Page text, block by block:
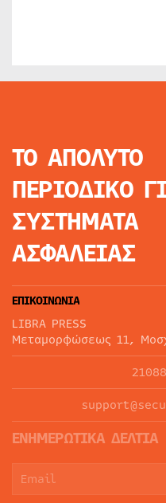
ΤΟ ΑΠΟΛΥΤΟ
ΠΕΡΙΟΔΙΚΟ
ΣΥΣΤΗΜΑΤΑ
ΑΣΦΑΛΕΙΑΣ
ΕΠΙΚΟΙΝΩΝΙΑ
LIBRA PRESS
Μεταμορφώσεως 11,
ΕΝΗΜΕΡΩΤΙΚΑ ΔΕΛΤΙΑ